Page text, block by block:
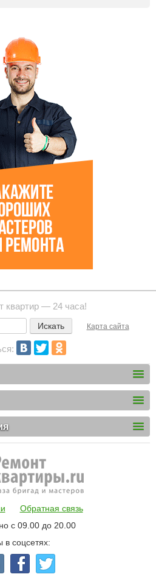
квартир — 24 часа!
Карта сайта
Обратная связь
с 09.00 до 20.00
в соцсетях: